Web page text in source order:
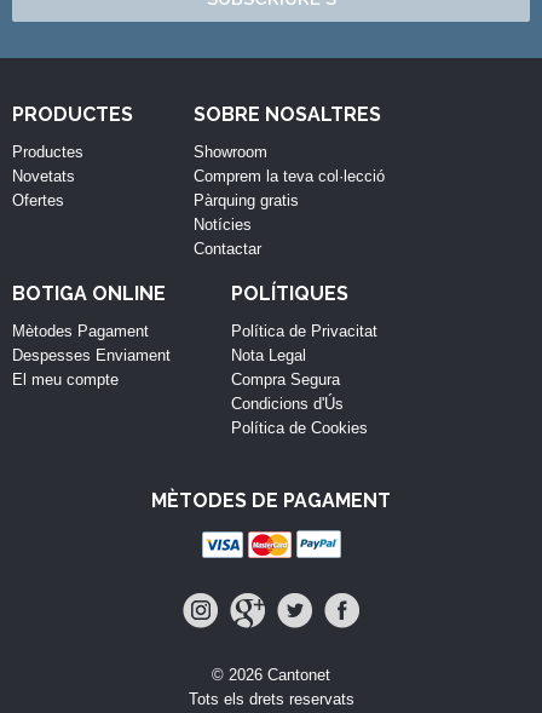
PRODUCTES
Productes
Novetats
Ofertes
SOBRE NOSALTRES
Showroom
Comprem la teva col·lecció
Pàrquing gratis
Notícies
Contactar
BOTIGA ONLINE
Mètodes Pagament
Despesses Enviament
El meu compte
POLÍTIQUES
Política de Privacitat
Nota Legal
Compra Segura
Condicions d'Ús
Política de Cookies
MÈTODES DE PAGAMENT
© 2026 Cantonet
Tots els drets reservats